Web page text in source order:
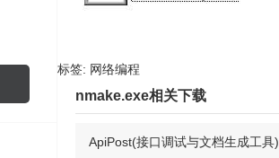
标签: 网络编程
nmake.exe相关下载
ApiPost(接口调试与文档生成工具)